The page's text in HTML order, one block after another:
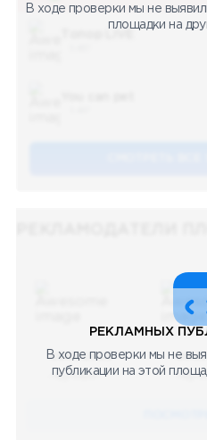
В ходе проверки мы не
площадки на
08.05.2023
Научный
РЕКЛАМНЫХ
В ходе проверки мы не
публикации на этой